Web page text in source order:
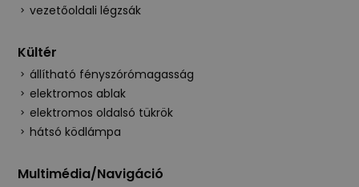
vezetőoldali légzsák
Kültér
állítható fényszórómagasság
elektromos ablak
elektromos oldalsó tükrök
hátsó ködlámpa
Multimédia/Navigáció